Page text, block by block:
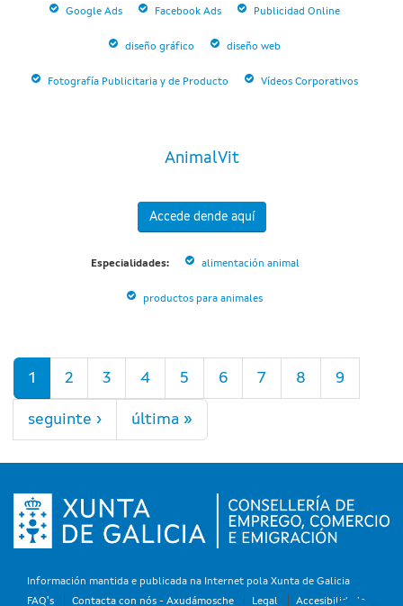
Google Ads Facebook Ads Publicidad Online
diseño gráfico diseño web
Fotografía Publicitaria y de Producto Vídeos Corporativos
AnimalVit
Accede dende aquí
Especialidades: alimentación animal
productos para animales
Páxinas
1 2 3 4 5 6 7 8 9
seguinte › última »
Información mantida e publicada na Internet pola Xunta de Galicia
FAQ's
Contacta con nós - Axudámosche Legal Accesibilidade